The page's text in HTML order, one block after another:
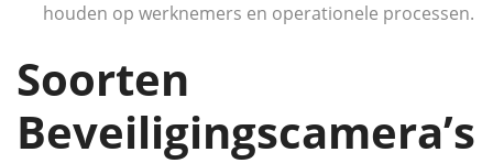
houden op werknemers en operationele processen.
Soorten
Beveiligingscamera’s